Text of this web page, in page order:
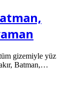
gizemiyle yüz
Batman,…